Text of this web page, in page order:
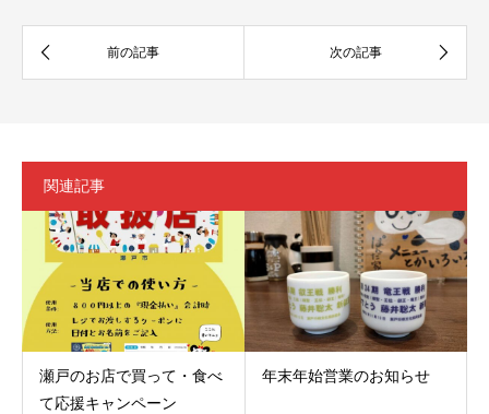
関連記事
瀬戸のお店で買って・食べ
て応援キャンペーン
年末年始営業のお知らせ